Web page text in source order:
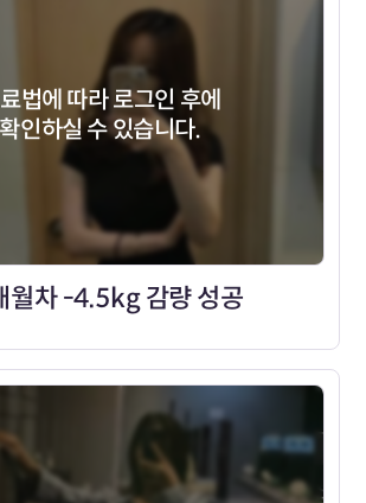
법에 따라 로그인 후에
확인하실 수 있습니다.
월차 -4.5kg 감량 성공